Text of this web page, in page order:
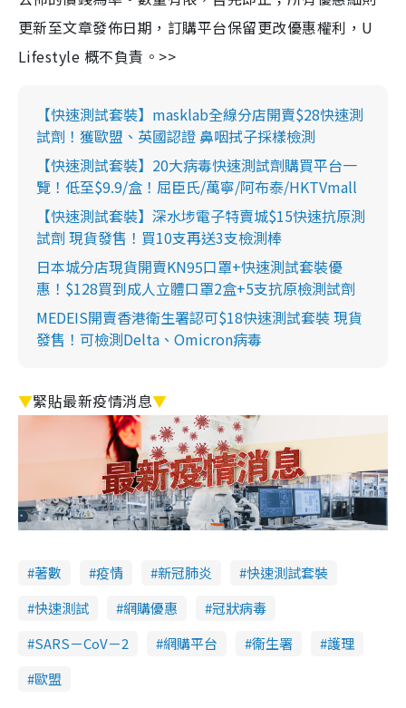
更新至文章發佈日期，訂購平台保留更改優惠權利，U
Lifestyle 概不負責。>>
【快速測試套裝】masklab全線分店開賣$28快速測
試劑！獲歐盟、英國認證 鼻咽拭子採樣檢測
【快速測試套裝】20大病毒快速測試劑購買平台一
覽！低至$9.9/盒！屈臣氏/萬寧/阿布泰/HKTVmall
【快速測試套裝】深水埗電子特賣城$15快速抗原測
試劑 現貨發售！買10支再送3支檢測棒
日本城分店現貨開賣KN95口罩+快速測試套裝優
惠！$128買到成人立體口罩2盒+5支抗原檢測試劑
MEDEIS開賣香港衛生署認可$18快速測試套裝 現貨
發售！可檢測Delta、Omicron病毒
▼緊貼最新疫情消息▼
著數 疫情 新冠肺炎
快速測試套裝
快速測試
網購優惠
冠狀病毒
SARS－CoV－2
網購平台 衞生署
護理
歐盟